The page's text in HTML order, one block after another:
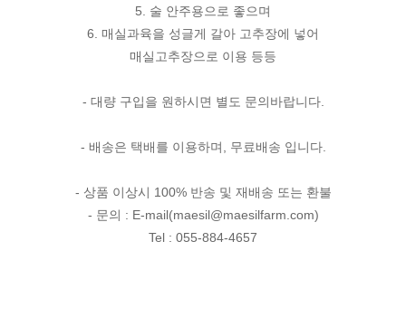
5. 술 안주용으로 좋으며
6. 매실과육을 성글게 갈아 고추장에 넣어
매실고추장으로 이용 등등
- 대량 구입을 원하시면 별도 문의바랍니다.
- 배송은 택배를 이용하며, 무료배송 입니다.
- 상품 이상시 100% 반송 및 재배송 또는 환불
- 문의 : E-mail(maesil@maesilfarm.com)
Tel : 055-884-4657